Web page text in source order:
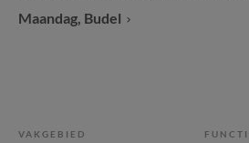
Maandag, Budel
VAKGEBIED